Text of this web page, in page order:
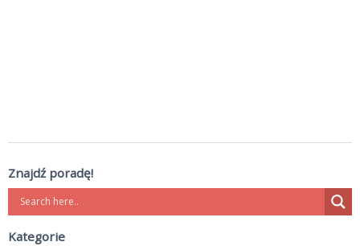
Znajdź poradę!
Kategorie